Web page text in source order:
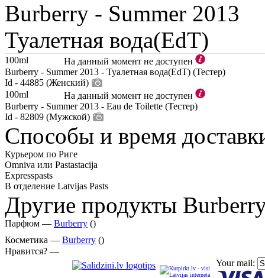
Burberry - Summer 2013
Туалетная вода(EdT)
100ml
На данный момент не доступен
Burberry - Summer 2013 - Туалетная вода(EdT) (Тестер)
Id - 44885 (Женский)
100ml
На данный момент не доступен
Burberry - Summer 2013 - Eau de Toilette (Тестер)
Id - 82809 (Мужской)
Способы и время
Курьером по Риге
Omniva или Pastastacija
Expresspasts
В отделение Latvijas Pasts
Другие продукты
Парфюм — Burberry ()
Косметика — Burberry ()
Нравится? —
Your mail: